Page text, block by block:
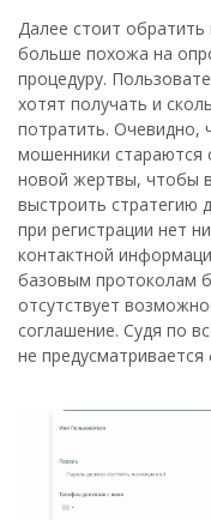
Далее стоит обратить
больше похожа на
процедуру.
хотят получать и
потратить. Очевидно,
мошенники стараются
новой жертвы, чтобы
выстроить стратегию
при регистрации нет
контактной
базовым протоколам
отсутствует
соглашение. Судя по
не